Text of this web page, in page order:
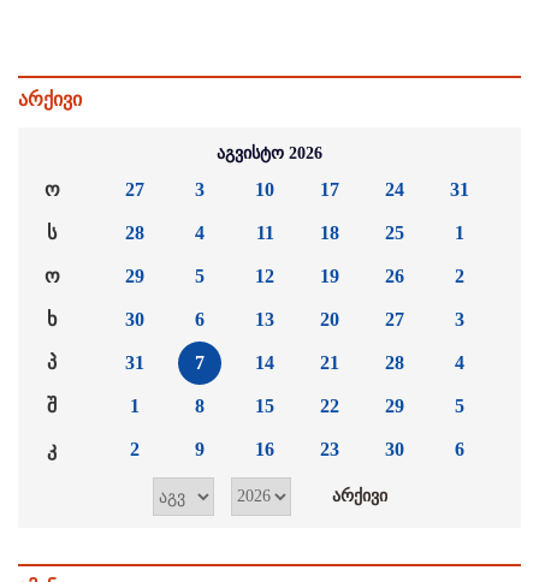
არქივი
აგვისტო 2026
ო
ს
ო
ხ
პ
შ
კ
27
28
29
30
31
1
2
3
4
5
6
7
8
9
10
11
12
13
14
15
16
17
18
19
20
21
22
23
24
25
26
27
28
29
30
31
1
2
3
4
5
6